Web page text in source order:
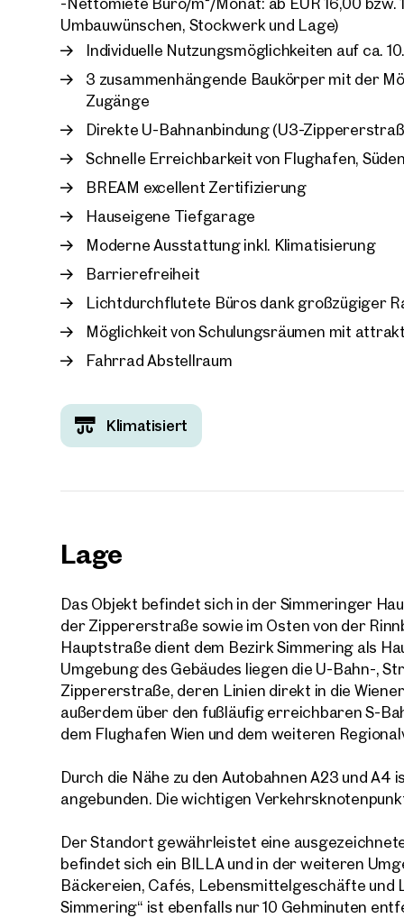
Umbauwünschen, Stockwerk und Lage)
Individuelle Nutzungsmöglichkeiten auf ca.
3 zusammenhängende Baukörper mit der
Zugänge
Direkte U-Bahnanbindung (U3-
Schnelle Erreichbarkeit von Flughafen,
BREAM excellent Zertifizierung
Hauseigene Tiefgarage
Moderne Ausstattung inkl. Klimatisierung
Barrierefreiheit
Lichtdurchflutete Büros dank großzügiger
Möglichkeit von Schulungsräumen mit
Fahrrad Abstellraum
Klimatisiert
Lage
Das Objekt befindet sich in der Simmeringer
der Zippererstraße sowie im Osten von der
Hauptstraße dient dem Bezirk Simmering als
Umgebung des Gebäudes liegen die U-Bahn-,
Zippererstraße, deren Linien direkt in die
außerdem über den fußläufig erreichbaren S-
dem Flughafen Wien und dem weiteren
Durch die Nähe zu den Autobahnen A23 und
angebunden. Die wichtigen
Der Standort gewährleistet eine
befindet sich ein BILLA und in der weiteren
Bäckereien, Cafés, Lebensmittelgeschäfte und
Simmering“ ist ebenfalls nur 10 Gehminuten
Bitte
E-
Wir
über
Wie